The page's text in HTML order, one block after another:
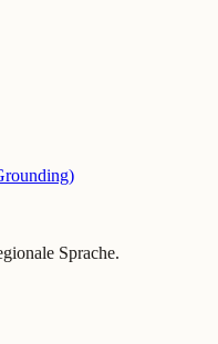
Sprache.